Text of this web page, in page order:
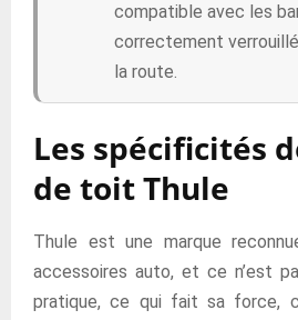
compatible avec les
correctement
la route.
Les spécificités
de toit Thule
Thule est une marque
accessoires auto, et ce n’est
pratique, ce qui fait sa force,